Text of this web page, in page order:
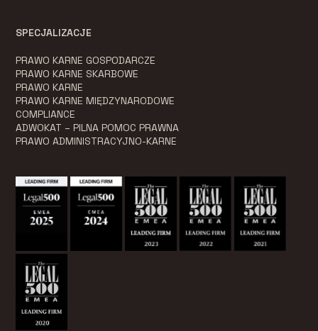
SPECJALIZACJE
PRAWO KARNE GOSPODARCZE
PRAWO KARNE SKARBOWE
PRAWO KARNE
PRAWO KARNE MIĘDZYNARODOWE
COMPLIANCE
ADWOKAT – PILNA POMOC PRAWNA
PRAWO ADMINISTRACYJNO-KARNE